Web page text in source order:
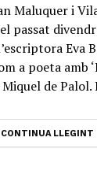
Maluquer i
passat
Eva
a poeta amb
de
CONTINUA LLEGINT